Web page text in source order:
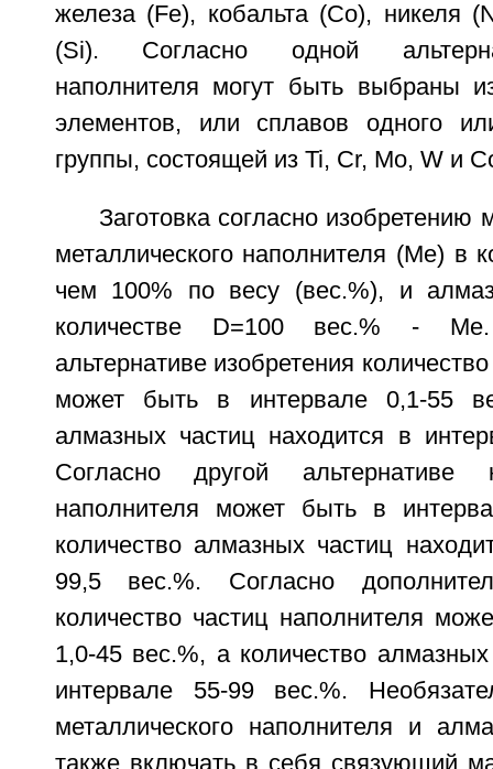
железа (Fe), кобальта (Со), никеля
(Si). Согласно одной
наполнителя могут быть выбраны
элементов, или сплавов одного
группы, состоящей из Ti, Cr, Мо, W и
Заготовка согласно изобретению
металлического наполнителя (Me) в
чем 100% по весу (вес.%), и
количестве D=100 вес.% -
альтернативе изобретения
может быть в интервале 0,1-55
алмазных частиц находится в
Согласно другой альтернативе
наполнителя может быть в
количество алмазных частиц
99,5 вес.%. Согласно
количество частиц наполнителя
1,0-45 вес.%, а количество
интервале 55-99 вес.%.
металлического наполнителя и
также включать в себя связующий